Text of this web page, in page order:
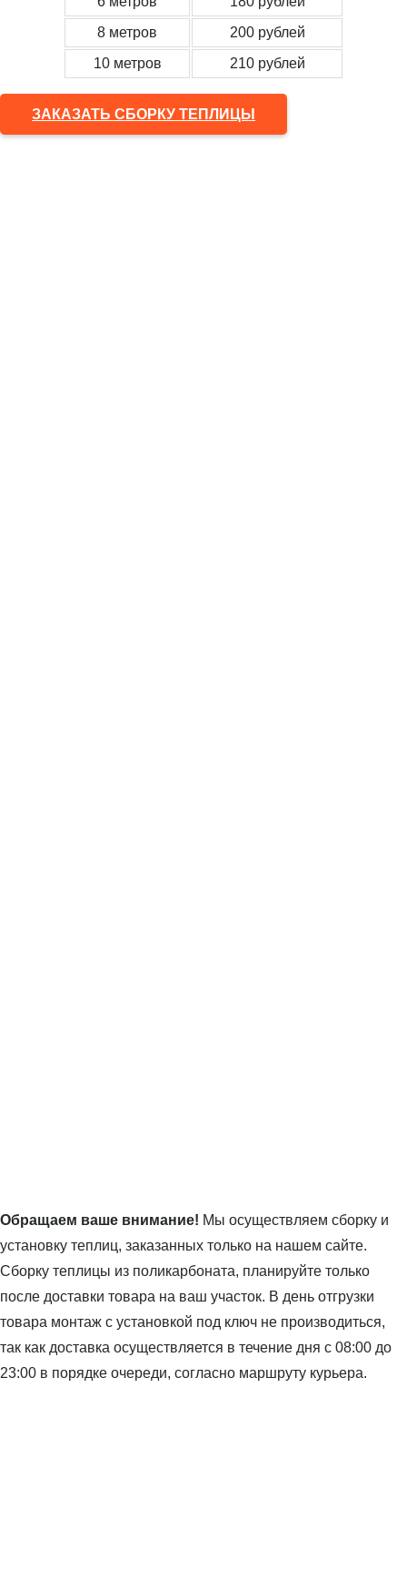
8 метров
200 рублей
10 метров
210 рублей
ЗАКАЗАТЬ СБОРКУ ТЕПЛИЦЫ
Обращаем ваше внимание! Мы осуществляем сборку и
установку теплиц, заказанных только на нашем сайте.
Сборку теплицы из поликарбоната, планируйте только
после доставки товара на ваш участок. В день отгрузки
товара монтаж с установкой под ключ не производиться,
так как доставка осуществляется в течение дня с 08:00 до
23:00 в порядке очереди, согласно маршруту курьера.